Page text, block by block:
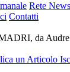
Rete News
Contatti
da
un Articolo